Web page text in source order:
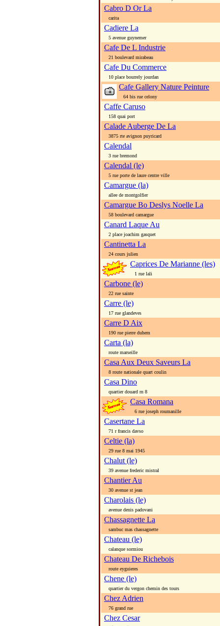
Cabro D Or La
carita
Cadiere La
5 avenue guynemer
Cafe De L Industrie
21 boulevard mirabeau
Cafe Du Commerce
10 place bourrely jourdan
Cafe Gallery Nature Peinture
64 bis rue celony
Caffe Caruso
158 quai port
Calade Auberge De La
3875 rte avignon puyricard
Calendal
3 rue bremond
Calendal (le)
5 rue porte de laure centre ville
Camargue (la)
allee de montgolfier
Camargue Bo Deslys Noelle La
58 boulevard camargue
Canard Laque Au
2 place joachim gasquet
Cantinetta La
24 cours julien
Caprices De Marianne (les)
1 rue lali
Carbone (le)
22 rue sainte
Carre (le)
17 rue glandeves
Carre D Aix
190 rue pierre duhem
Carta (la)
route marseille
Casa Aux Deux Saveurs La
8 route nationale quart coulin
Casa Dino
quartier douard rn 8
Casa Romana
6 rue joseph roumanille
Casertane La
71 r francis davso
Celtie (la)
29 rue 8 mai 1945
Chalut (le)
39 avenue frederic mistral
Chantier Au
30 avenue st jean
Charolais (le)
avenue denis padovani
Chassagnette La
sambuc mas chassagnette
Chateau (le)
calanque sormiou
Chateau De Richebois
route eyguieres
Chene (le)
quartier du vergon chemin des tours
Chez Adrien
76 grand rue
Chez Cesar